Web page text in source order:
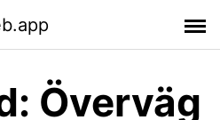
Överväg